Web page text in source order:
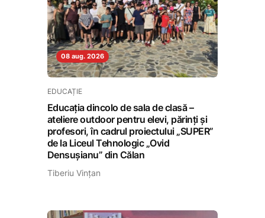
08 aug. 2026
EDUCAȚIE
Educația dincolo de sala de clasă –
ateliere outdoor pentru elevi, părinți și
profesori, în cadrul proiectului „SUPER”
de la Liceul Tehnologic „Ovid
Densușianu” din Călan
Tiberiu Vințan